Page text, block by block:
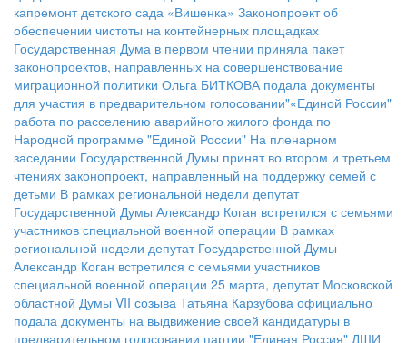
капремонт детского сада «Вишенка» Законопроект об
обеспечении чистоты на контейнерных площадках
Государственная Дума в первом чтении приняла пакет
законопроектов, направленных на совершенствование
миграционной политики Ольга БИТКОВА подала документы
для участия в предварительном голосовании"«Единой России"
работа по расселению аварийного жилого фонда по
Народной программе "Единой России" На пленарном
заседании Государственной Думы принят во втором и третьем
чтениях законопроект, направленный на поддержку семей с
детьми В рамках региональной недели депутат
Государственной Думы Александр Коган встретился с семьями
участников специальной военной операции В рамках
региональной недели депутат Государственной Думы
Александр Коган встретился с семьями участников
специальной военной операции 25 марта, депутат Московской
областной Думы VII созыва Татьяна Карзубова официально
подала документы на выдвижение своей кандидатуры в
предварительном голосовании партии "Единая Россия" ДШИ